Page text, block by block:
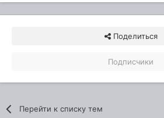
Поделиться
Подписчики
Перейти к списку тем